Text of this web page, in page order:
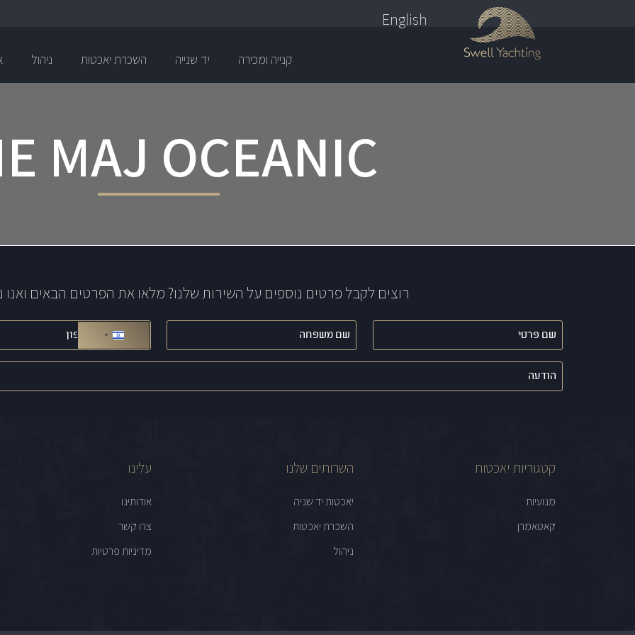
English
קנייה ומכירה יד שנייה השכרת יאכטות ניהול
MAJ OCEANIC
רוצים לקבל פרטים נוספים על השירות שלנו? מלאו את הפרטים הבאים
שם
פרטי
(חובה)
שם
משפחה
(חובה)
טלפון
(חובה)ישראל +972
הודעה
קטגוריות יאכטות
מנועיות
קאטאמרן
השרותים שלנו
יאכטות יד שניה
השכרת יאכטות
ניהול
עלינו
אודותינו
צרו קשר
מדיניות פרטיות